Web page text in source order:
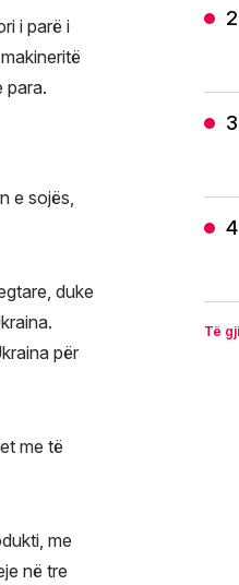
i parë i
para.
e sojës,
duke
për
me të
me
në tre
Të